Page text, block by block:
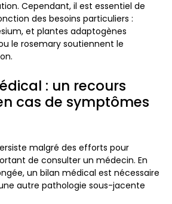
. Cependant, il est essentiel de
des besoins particuliers :
, et plantes adaptogènes
le rosemary soutiennent le
: un recours
cas de symptômes
malgré des efforts pour
de consulter un médecin. En
un bilan médical est nécessaire
autre pathologie sous-jacente